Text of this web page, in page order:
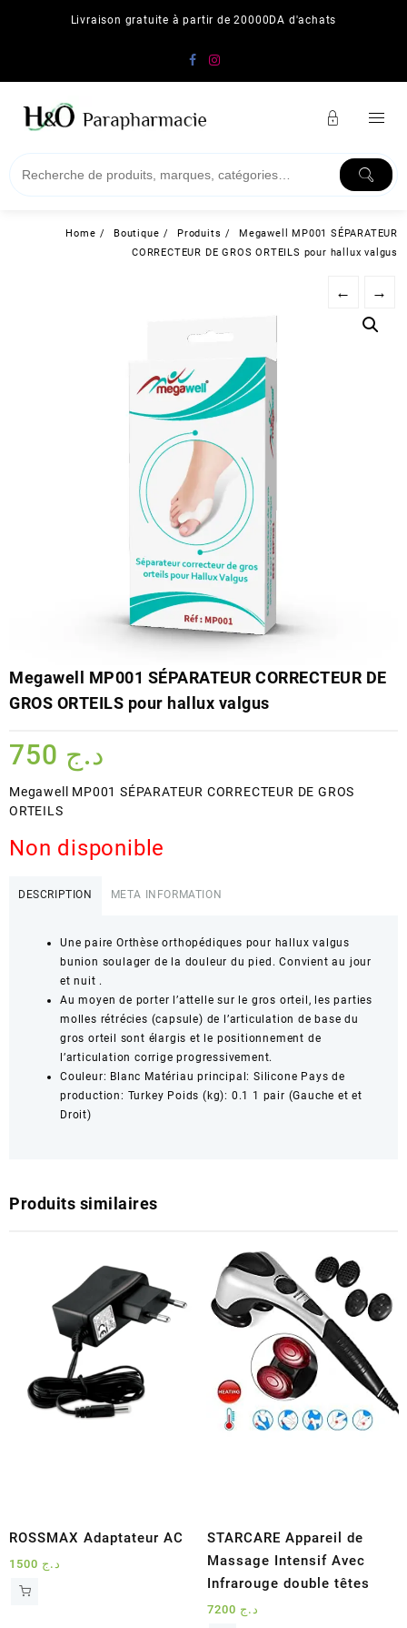
Livraison gratuite à partir de 20000DA d'achats
Home Boutique Produits
Megawell MP001 SÉPARATEUR
CORRECTEUR DE GROS ORTEILS pour hallux valgus
← →
Megawell MP001 SÉPARATEUR CORRECTEUR DE
GROS ORTEILS pour hallux valgus
د.ج
Megawell MP001 SÉPARATEUR CORRECTEUR DE GROS
ORTEILS
Non disponible
DESCRIPTION META INFORMATION
Une paire Orthèse orthopédiques pour hallux valgus
bunion soulager de la douleur du pied. Convient au jour
et nuit .
Au moyen de porter l’attelle sur le gros orteil, les parties
molles rétrécies (capsule) de l’articulation de base du
gros orteil sont élargis et le positionnement de
l’articulation corrige progressivement.
Couleur: Blanc Matériau principal: Silicone Pays de
production: Turkey Poids (kg): 0.1 1 pair (Gauche et et
Droit)
Produits similaires
ROSSMAX Adaptateur AC
د.ج
STARCARE Appareil de
Massage Intensif Avec
Infrarouge double têtes
د.ج